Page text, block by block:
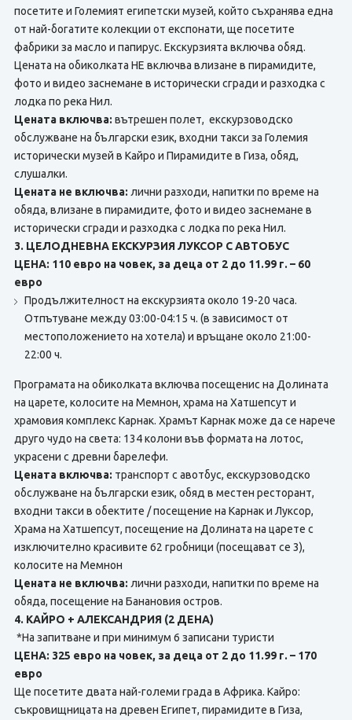
посетите и Големият египетски музей, който съхранява една
от най-богатите колекции от експонати, ще посетите
фабрики за масло и папирус. Екскурзията включва обяд.
Цената на обиколката НЕ включва влизане в пирамидите,
фото и видео заснемане в исторически сгради и разходка с
лодка по река Нил.
Цената включва: вътрешен полет, екскурзоводско
обслужване на български език, входни такси за Големия
исторически музей в Кайро и Пирамидите в Гиза, обяд,
слушалки.
Цената не включва: лични разходи, напитки по време на
обяда, влизане в пирамидите, фото и видео заснемане в
исторически сгради и разходка с лодка по река Нил.
3. ЦЕЛОДНЕВНА ЕКСКУРЗИЯ ЛУКСОР С АВТОБУС
ЦЕНА: 110 евро на човек, за деца от 2 до 11.99 г. – 60
евро
Продължителност на екскурзията около 19-20 часа.
Отпътуване между 03:00-04:15 ч. (в зависимост от
местоположението на хотела) и връщане около 21:00-
22:00 ч.
Програмата на обиколката включва посещенис на Долината
на царете, колосите на Мемнон, храма на Хатшепсут и
храмовия комплекс Карнак. Храмът Карнак може да се нарече
друго чудо на света: 134 колони във формата на лотос,
украсени с древни барелефи.
Цената включва: транспорт с авотбус, екскурзоводско
обслужване на български език, обяд в местен ресторант,
входни такси в обектите / посещение на Карнак и Луксор,
Храма на Хатшепсут, посещение на Долината на царете с
изключително красивите 62 гробници (посещават се 3),
колосите на Мемнон
Цената не включва: лични разходи, напитки по време на
обяда, посещение на Банановия остров.
4. КАЙРО + АЛЕКСАНДРИЯ (2 ДЕНА)
*На запитване и при минимум 6 записани туристи
ЦЕНА: 325 евро на човек, за деца от 2 до 11.99 г. – 170
евро
Ще посетите двата най-големи града в Африка. Кайро:
съкровищницата на древен Египет, пирамидите в Гиза,